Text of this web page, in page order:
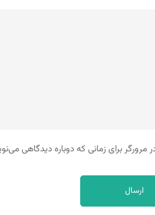
برای زمانی که دوباره دیدگاهی